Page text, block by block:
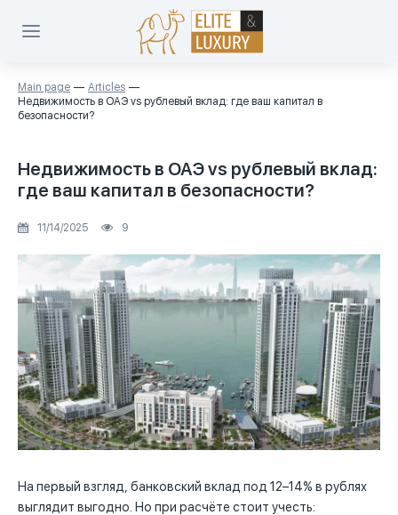
Main page
Articles
Недвижимость в ОАЭ vs рублевый вклад: где ваш капитал в
безопасности?
Недвижимость в ОАЭ vs рублевый вклад:
где ваш капитал в безопасности?
11/14/2025 9
На первый взгляд, банковский вклад под 12–14% в рублях
выглядит выгодно. Но при расчёте стоит учесть: